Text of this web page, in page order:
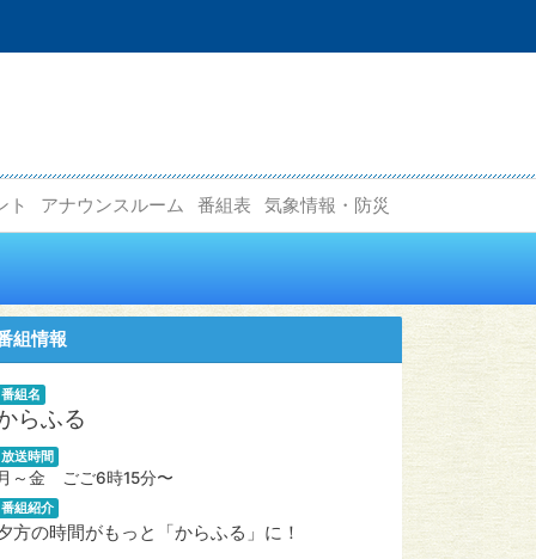
ト アナウンスルーム 番組表 気象情報・防災
組情報
番組名
らふる
放送時間
～金 ごご6時15分〜
番組紹介
方の時間がもっと「からふる」に！